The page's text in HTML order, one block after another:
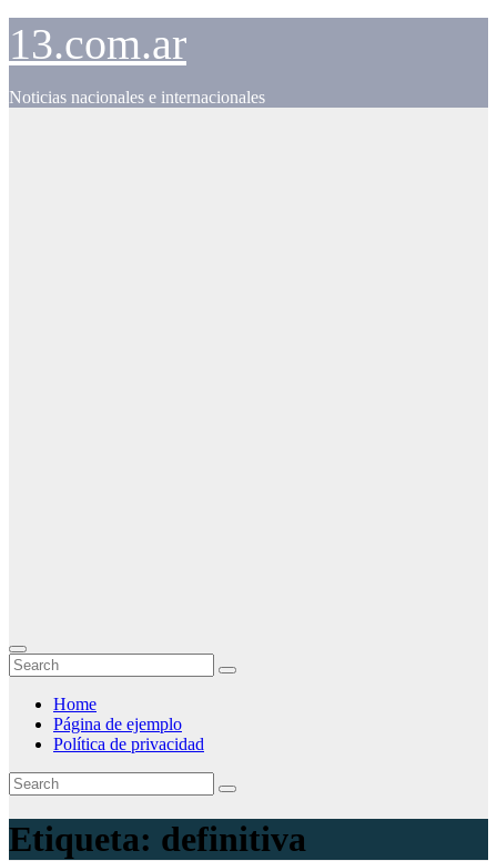
Skip
content
13.com.ar
Noticias nacionales e internacionales
Home
Página de ejemplo
Política de privacidad
Etiqueta: definitiva